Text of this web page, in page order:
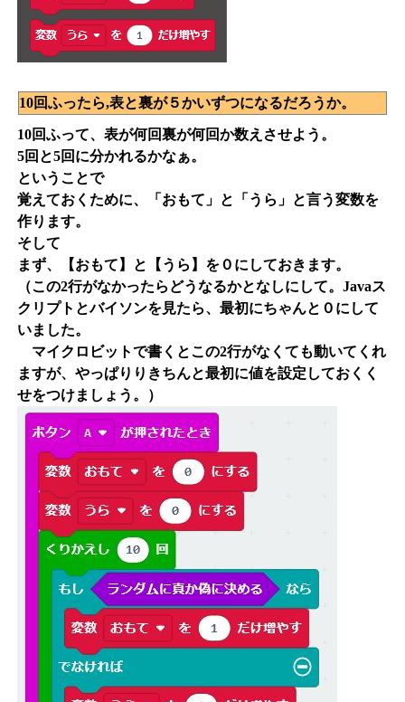
10回ふったら,表と裏が５かいずつになるだろうか。
10回ふって、表が何回裏が何回か数えさせよう。
5回と5回に分かれるかなぁ。
ということで
覚えておくために、「おもて」と「うら」と言う変数を
作ります。
そして
まず、【おもて】と【うら】を０にしておきます。
（この2行がなかったらどうなるかとなしにして。Javaス
クリプトとバイソンを見たら、最初にちゃんと０にして
いました。
マイクロビットで書くとこの2行がなくても動いてくれ
ますが、やっぱりりきちんと最初に値を設定しておくく
せをつけましょう。）